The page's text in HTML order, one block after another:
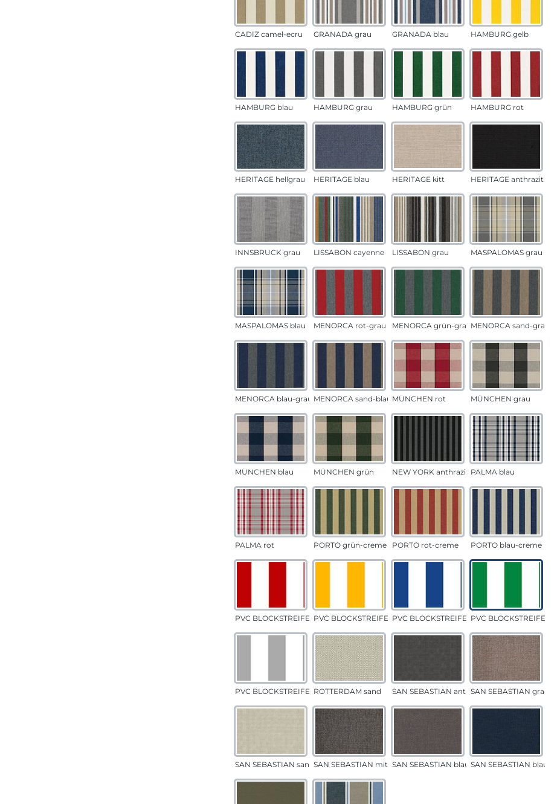
CADÍZ camel-ecru GRANADA grau GRANADA blau HAMBURG gelb
HAMBURG blau HAMBURG grau HAMBURG grün HAMBURG rot
HERITAGE hellgrau HERITAGE blau HERITAGE kitt HERITAGE anthrazit
INNSBRUCK grau LISSABON cayenne LISSABON grau MASPALOMAS grau
MASPALOMAS blau MENORCA rot-grau MENORCA grün-grau MENORCA sand-grau
MENORCA blau-grau MENORCA sand-blau MÜNCHEN rot MÜNCHEN grau
MÜNCHEN blau MÜNCHEN grün NEW YORK anthrazit PALMA blau
PALMA rot PORTO grün-creme PORTO rot-creme PORTO blau-creme
PVC BLOCKSTREIFEN rotPVC BLOCKSTREIFEN gelbPVC BLOCKSTREIFEN blauPVC BLOCKSTREIFEN
PVC BLOCKSTREIFEN grauROTTERDAM sand SAN SEBASTIAN anthrazitSAN SEBASTIAN grau-
SAN SEBASTIAN sandSAN SEBASTIAN mittelgrauSAN SEBASTIAN blau-sandSAN SEBASTIAN blau